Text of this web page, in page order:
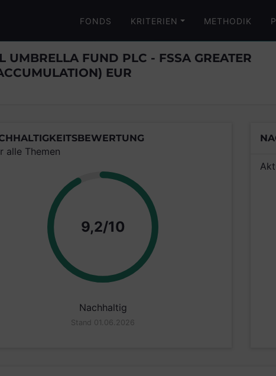
FONDS KRITERIEN METHODIK
UMBRELLA FUND PLC - FSSA GREATER
EUR
alle Themen
9,2/10 Punkte
Nachhaltig
Stand 01.06.2026